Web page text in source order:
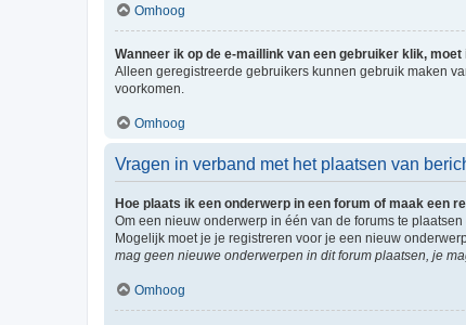
Omhoog
Wanneer ik op de e-maillink van een gebruiker klik,
Alleen geregistreerde gebruikers kunnen gebruik maken
voorkomen.
Omhoog
Vragen in verband met het plaatsen van
Hoe plaats ik een onderwerp in een forum of maak een
Om een nieuw onderwerp in één van de forums te
Mogelijk moet je je registreren voor je een nieuw
mag geen nieuwe onderwerpen in dit forum plaatsen, je
Omhoog